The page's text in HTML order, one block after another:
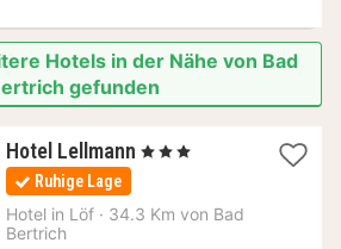
Hotels in der Nähe von Bad
gefunden
Hotel Lellmann 2
169
, 3 Sterne
Ruhige Lage
Hotel in Löf · 34.3 Km von Bad
Bertrich